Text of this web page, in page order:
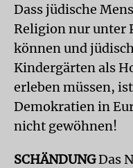
Dass jüdische
Religion nur unter
können und
Kindergärten als
erleben müssen,
Demokratien in
nicht gewöhnen!
SCHÄNDUNGDas